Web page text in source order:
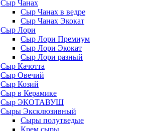
Сыр Чанах
Сыр Чанах в ведре
Сыр Чанах Экокат
Сыр Лори
Сыр Лори Премиум
Сыр Лори Экокат
Сыр Лори разный
Сыр Качотта
Сыр Овечий
Сыр Козий
Сыр в Керамике
Сыр ЭКОТАВУШ
Сыры Эксклюзивный
Сыры полутведые
Крем сыры